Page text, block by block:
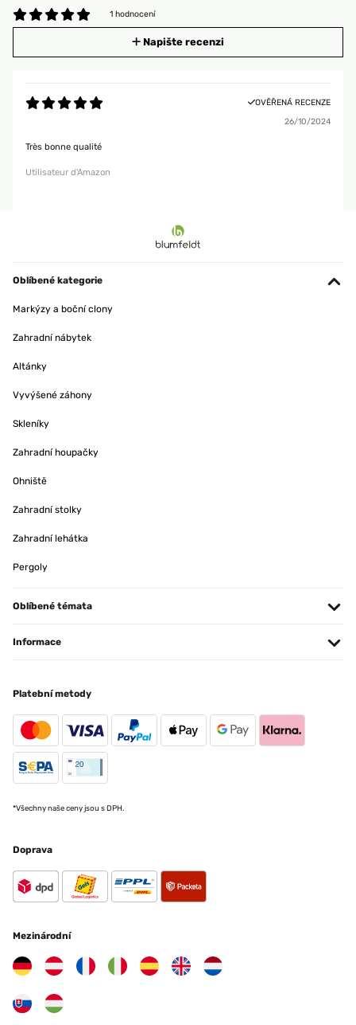
1 hodnocení
Napište recenzi
OVĚŘENÁ RECENZE
26/10/2024
Très bonne qualité
Utilisateur d'Amazon
Oblíbené kategorie
Markýzy a boční clony
Zahradní nábytek
Altánky
Vyvýšené záhony
Skleníky
Zahradní houpačky
Ohniště
Zahradní stolky
Zahradní lehátka
Pergoly
Oblíbené témata
Informace
Platební metody
*Všechny naše ceny jsou s DPH.
Doprava
Mezinárodní